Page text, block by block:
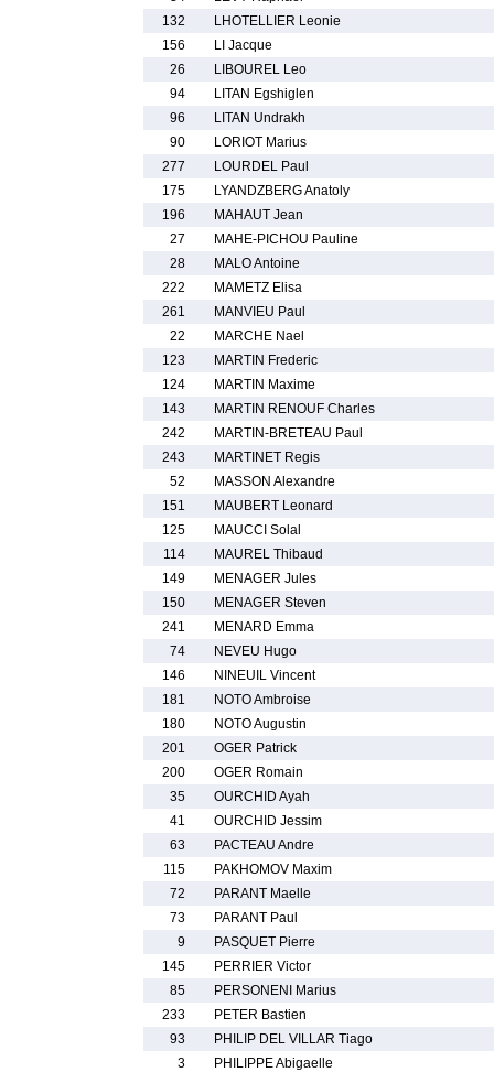
132
LHOTELLIER Leonie
156
LI Jacque
26
LIBOUREL Leo
94
LITAN Egshiglen
96
LITAN Undrakh
90
LORIOT Marius
277
LOURDEL Paul
175
LYANDZBERG Anatoly
196
MAHAUT Jean
27
MAHE-PICHOU Pauline
28
MALO Antoine
222
MAMETZ Elisa
261
MANVIEU Paul
22
MARCHE Nael
123
MARTIN Frederic
124
MARTIN Maxime
143
MARTIN RENOUF Charles
242
MARTIN-BRETEAU Paul
243
MARTINET Regis
52
MASSON Alexandre
151
MAUBERT Leonard
125
MAUCCI Solal
114
MAUREL Thibaud
149
MENAGER Jules
150
MENAGER Steven
241
MENARD Emma
74
NEVEU Hugo
146
NINEUIL Vincent
181
NOTO Ambroise
180
NOTO Augustin
201
OGER Patrick
200
OGER Romain
35
OURCHID Ayah
41
OURCHID Jessim
63
PACTEAU Andre
115
PAKHOMOV Maxim
72
PARANT Maelle
73
PARANT Paul
9
PASQUET Pierre
145
PERRIER Victor
85
PERSONENI Marius
233
PETER Bastien
93
PHILIP DEL VILLAR Tiago
3
PHILIPPE Abigaelle